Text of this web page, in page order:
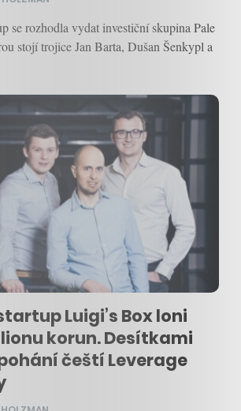
se rozhodla vydat investiční skupina Pale
stojí trojice Jan Barta, Dušan Šenkypl a
Luigi’s Box loni
korun. Desítkami
čeští Leverage